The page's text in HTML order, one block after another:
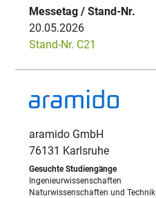
20.05.2026
Stand-Nr. C21
aramido GmbH
76131 Karlsruhe
Ingenieurwissenschaften
Naturwissenschaften und Technik